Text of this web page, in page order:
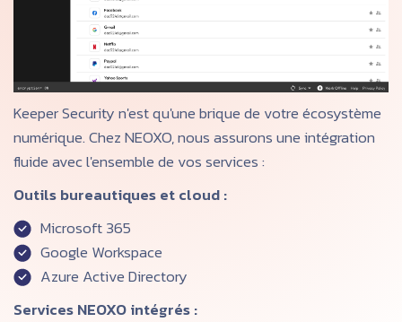
Keeper Security n'est qu'une brique de votre écosystème
numérique. Chez NEOXO, nous assurons une intégration
fluide avec l'ensemble de vos services :
Outils bureautiques et cloud :
Microsoft 365
Google Workspace
Azure Active Directory
Services NEOXO intégrés :